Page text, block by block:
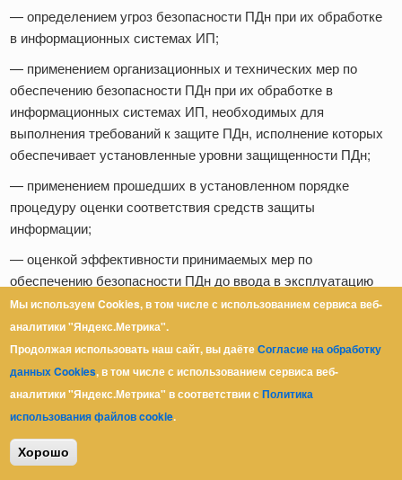
— определением угроз безопасности ПДн при их обработке
в информационных системах ИП;
— применением организационных и технических мер по
обеспечению безопасности ПДн при их обработке в
информационных системах ИП, необходимых для
выполнения требований к защите ПДн, исполнение которых
обеспечивает установленные уровни защищенности ПДн;
— применением прошедших в установленном порядке
процедуру оценки соответствия средств защиты
информации;
— оценкой эффективности принимаемых мер по
обеспечению безопасности ПДн до ввода в эксплуатацию
информационных систем ИП;
— обеспечением учета и сохранности носителей ПДн;
— своевременным уничтожением и обезличиванием ПДн;
— обнаружением фактов несанкционированного доступа к
ПДн и принятием мер;
— восстановлением ПДн, модифицированных или
уничтоженных вследствие несанкционированного доступа к
Мы используем Cookies, в том числе с использованием сервиса веб-
аналитики "Яндекс.Метрика".
Продолжая использовать наш сайт, вы даётеСогласие на обработку
данных Cookies, в том числе с использованием сервиса веб-
аналитики "Яндекс.Метрика" в соответствии сПолитика
использования файлов cookie.
Хорошо